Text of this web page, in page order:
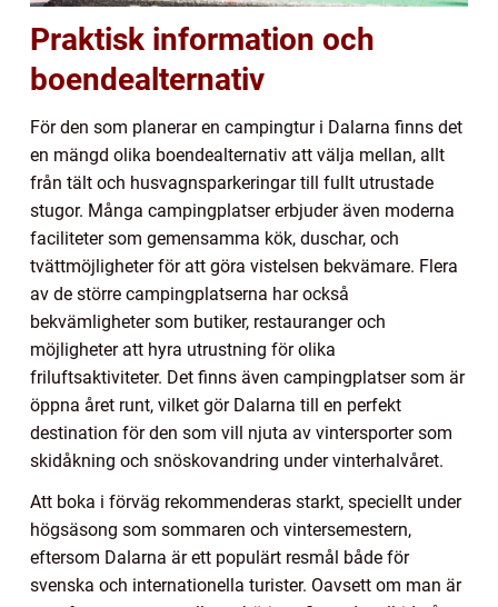
Praktisk information och
boendealternativ
För den som planerar en campingtur i Dalarna finns det
en mängd olika boendealternativ att välja mellan, allt
från tält och husvagnsparkeringar till fullt utrustade
stugor. Många campingplatser erbjuder även moderna
faciliteter som gemensamma kök, duschar, och
tvättmöjligheter för att göra vistelsen bekvämare. Flera
av de större campingplatserna har också
bekvämligheter som butiker, restauranger och
möjligheter att hyra utrustning för olika
friluftsaktiviteter. Det finns även campingplatser som är
öppna året runt, vilket gör Dalarna till en perfekt
destination för den som vill njuta av vintersporter som
skidåkning och snöskovandring under vinterhalvåret.
Att boka i förväg rekommenderas starkt, speciellt under
högsäsong som sommaren och vintersemestern,
eftersom Dalarna är ett populärt resmål både för
svenska och internationella turister. Oavsett om man är